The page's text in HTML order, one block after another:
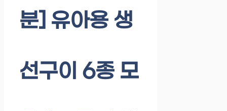
분] 유아용 생
선구이 6종 모